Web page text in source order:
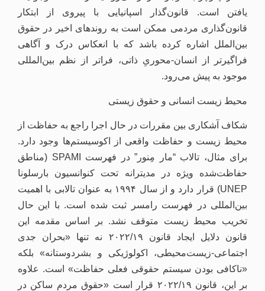
یافتن است. قانون‌گذار اسپانیایی با پیروی از ابتکار
قانون‌گذاری مردمی ممکن است به روندهای اخیر در حقوق
بین‌الملل اشاره کرده باشد که با انعکاس درک و آگاهی
فراگیرتر از انسان-محوریِ ذاتی، فراتر از نظم بین‌المللی
موجود به پیش می‌رود.
محیط زیست انسانی و حقوق زیستی
شکاف آشکاری بین مقررات در حال اجرا راجع به حفاظت از
محیط زیست و حفاظت واقعی از اکوسیستم‌ها وجود دارد.
برای مثال، تالاب “مار مِنور” در فهرست SPAMI (مناطق
حفاظت‌شده ویژه در مدیترانه تحت کنوانسیون بارسلونا
UNEP) قرار دارد و از سال ۱۹۹۴ به عنوان تالابی با اهمیت
بین‌المللی در فهرست رامسر ثبت شده است. با این حال
تخریب محیط زیست متوقف نشد. بر اساس مقدمه‌ این
قانون دلایل ایجاد قانون ۲۰۲۲/۱۹ نه تنها «بحران جدی
اجتماعی-زیست‌محیطی، اکولوژیکی و بشردوستانه» بلکه
«ناکافی بودن سیستم حقوقی فعلی حفاظت» است. علاوه
بر این، قانون ۲۰۲۲/۱۹ قرار است «حقوق مردم ساکن در